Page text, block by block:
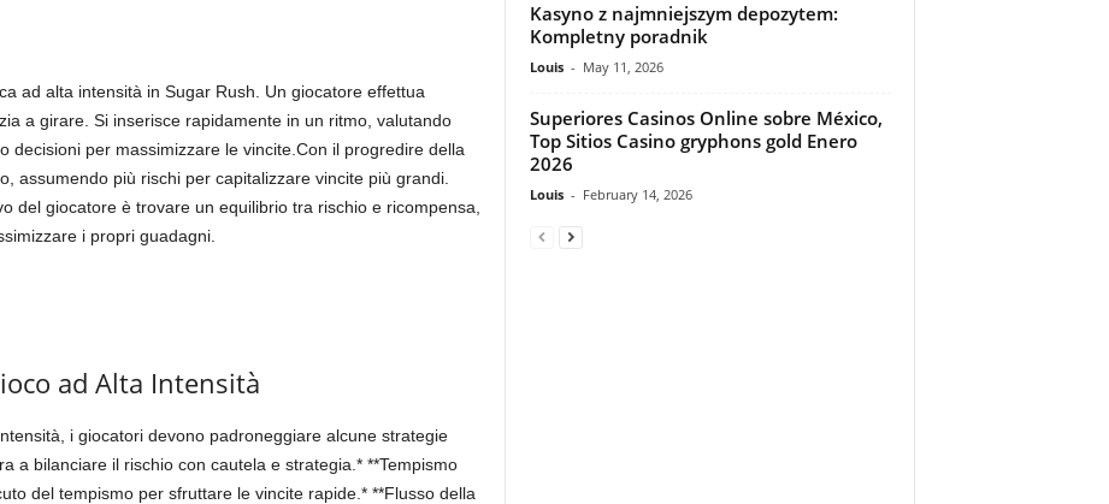
ad alta intensità in Sugar Rush. Un giocatore effettua
a girare. Si inserisce rapidamente in un ritmo, valutando
decisioni per massimizzare le vincite.Con il progredire della
assumendo più rischi per capitalizzare vincite più grandi.
del giocatore è trovare un equilibrio tra rischio e ricompensa,
i propri guadagni.
ad Alta Intensità
i giocatori devono padroneggiare alcune strategie
a bilanciare il rischio con cautela e strategia.* **Tempismo
del tempismo per sfruttare le vincite rapide.* **Flusso della
Kasyno z najmniejszym depozytem:
Kompletny poradnik
Louis - May 11, 2026
Superiores Casinos Online sobre México,
Top Sitios Casino gryphons gold Enero
2026
Louis - February 14, 2026